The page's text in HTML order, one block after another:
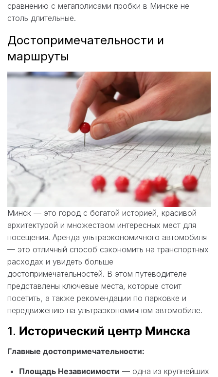
сравнению с мегаполисами пробки в Минске не
столь длительные.
Достопримечательности и
маршруты
Минск — это город с богатой историей, красивой
архитектурой и множеством интересных мест для
посещения. Аренда ультраэкономичного автомобиля
— это отличный способ сэкономить на транспортных
расходах и увидеть больше
достопримечательностей. В этом путеводителе
представлены ключевые места, которые стоит
посетить, а также рекомендации по парковке и
передвижению на ультраэкономичном автомобиле.
1. Исторический центр Минска
Главные достопримечательности:
Площадь Независимости — одна из крупнейших